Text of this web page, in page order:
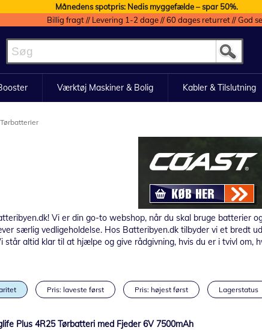
Månedens spotpris: Nedis myggefælde – spar 50%.
Billig fragt // Levering 1-2 dage // 60 dages returret // God
Værktøj Maskiner & Bolig Kabler & Tilslutning
Tørbatterier
Vi er din go-to webshop, når du skal bruge batterier
særlig vedligeholdelse. Hos Batteribyen.dk tilbyder vi et bredt
altid klar til at hjælpe og give rådgivning, hvis du er i tvivl
Pris: laveste først Pris: højest først Lagerstatus
Plus 4R25 Tørbatteri med Fjeder 6V 7500mAh